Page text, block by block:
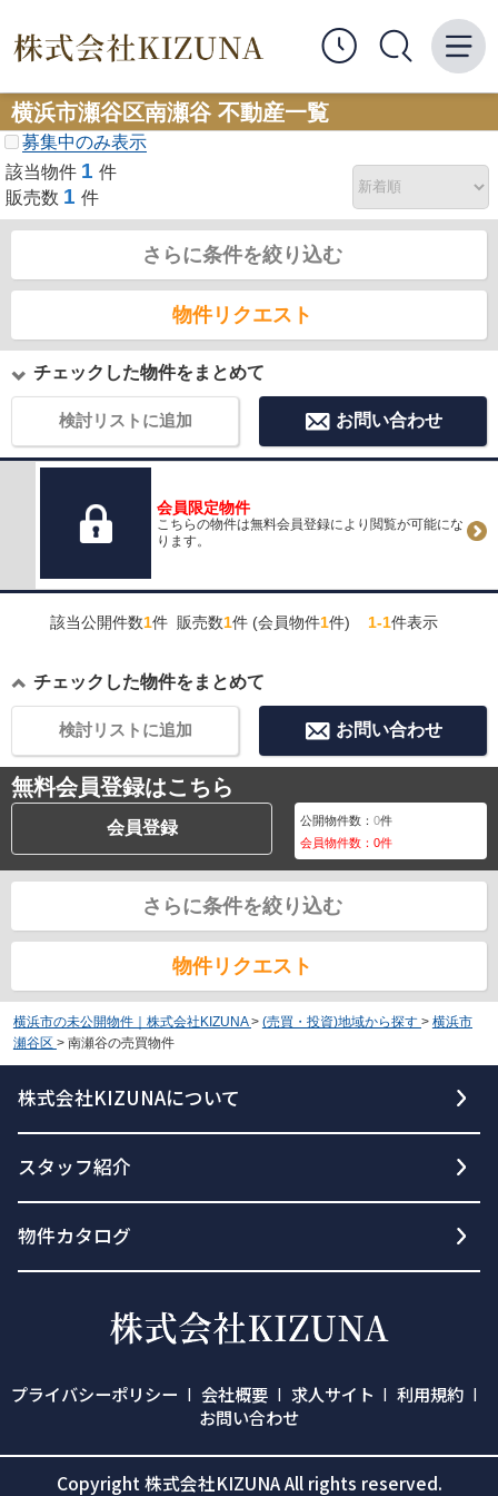
横浜市瀬谷区南瀬谷 不動産一覧
募集中のみ表示
該当物件 1 件
販売数 1 件
さらに条件を絞り込む
物件リクエスト
チェックした物件をまとめて
検討リストに追加 お問い合わせ
会員限定物件
こちらの物件は無料会員登録により閲覧が可能にな
ります。
該当公開件数1件 販売数1件 (会員物件1件) 1-1件表示
チェックした物件をまとめて
お問い合わせ
検討リストに追加
無料会員登録はこちら
会員登録 公開物件数：0件
会員物件数：0件
さらに条件を絞り込む
物件リクエスト
横浜市の未公開物件｜株式会社KIZUNA > (売買・投資)地域から探す > 横浜市
瀬谷区 > 南瀬谷の売買物件
株式会社KIZUNAについて
スタッフ紹介
物件カタログ
プライバシーポリシー 会社概要 求人サイト
利用規約
お問い合わせ
Copyright 株式会社KIZUNA All rights reserved.